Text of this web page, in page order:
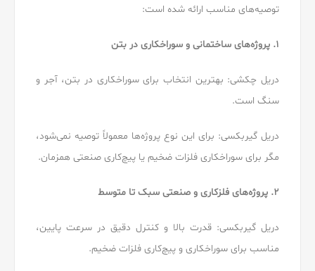
توصیه‌های مناسب ارائه شده است:
۱. پروژه‌های ساختمانی و سوراخکاری در بتن
دریل چکشی: بهترین انتخاب برای سوراخکاری در بتن، آجر و
سنگ است.
دریل گیربکسی: برای این نوع پروژه‌ها معمولاً توصیه نمی‌شود،
مگر برای سوراخکاری فلزات ضخیم یا پیچ‌کاری صنعتی همزمان.
۲. پروژه‌های فلزکاری و صنعتی سبک تا متوسط
دریل گیربکسی: قدرت بالا و کنترل دقیق در سرعت پایین،
مناسب برای سوراخکاری و پیچ‌کاری فلزات ضخیم.